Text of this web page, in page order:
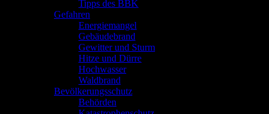
Tipps des BBK
Gefahren
Energiemangel
Gebäudebrand
Gewitter und Sturm
Hitze und Dürre
Hochwasser
Waldbrand
Bevölkerungsschutz
Behörden